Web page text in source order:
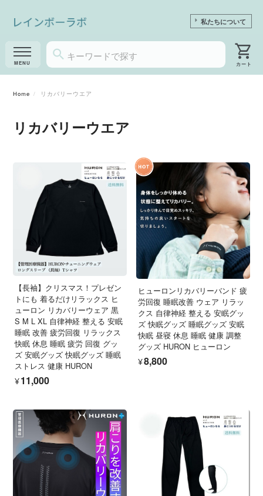
私たちについて
Home リカバリーウエア
リカバリーウエア
【長袖】クリスマス！プレゼン
トにも 着るだけリラックス ヒ
ューロン リカバリーウェア 黒
S M L XL 自律神経 整える 安眠
睡眠 改善 疲労回復 リラックス
快眠 休息 睡眠 疲労 回復 グッ
ズ 安眠グッズ 快眠グッズ 睡眠
ストレス 健康 HURON
¥11,000
ヒューロンリカバリーバンド 疲
労回復 睡眠改善 ウェア リラッ
クス 自律神経 整える 安眠グッ
ズ 快眠グッズ 睡眠グッズ 安眠
快眠 昼寝 休息 睡眠 健康 調整
グッズ HURON ヒューロン
¥8,800